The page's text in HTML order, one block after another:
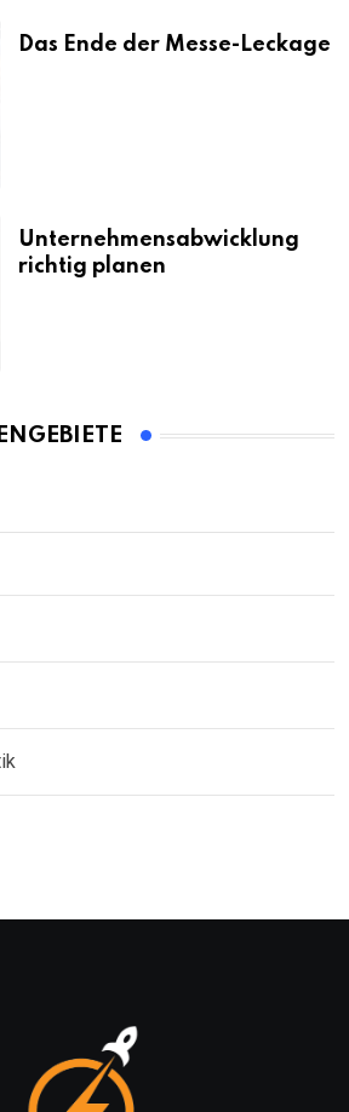
Das Ende der Messe-Leckage
Unternehmensabwicklung
richtig planen